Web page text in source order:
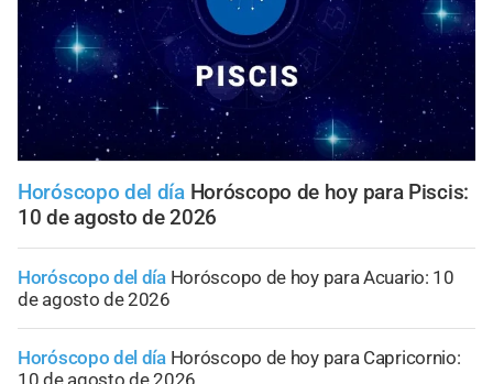
Horóscopo del día Horóscopo de hoy para Piscis:
10 de agosto de 2026
Horóscopo del día Horóscopo de hoy para Acuario: 10
de agosto de 2026
Horóscopo del día Horóscopo de hoy para Capricornio:
10 de agosto de 2026